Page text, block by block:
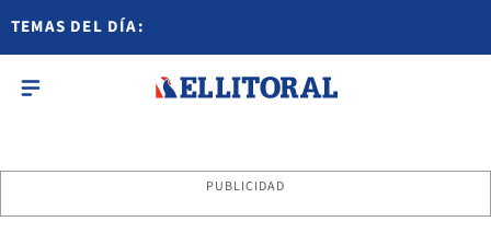
TEMAS DEL DÍA:
PUBLICIDAD